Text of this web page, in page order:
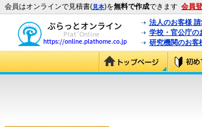
会員はオンラインで見積書(見本)を無料で作成できます 会員
法人のお客様
学校・官公庁の
研究機関のお客